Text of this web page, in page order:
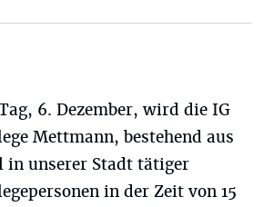
6. Dezember, wird die IG
Mettmann, bestehend aus
in unserer Stadt tätiger
in der Zeit von 15